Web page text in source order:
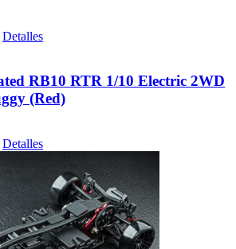
Detalles
RB10 RTR 1/10 Electric 2WD
(Red)
Detalles